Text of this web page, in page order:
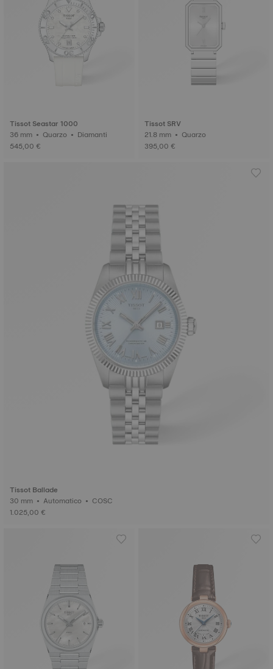
Tissot Seastar 1000
36 mm • Quarzo • Diamanti
545,00 €
Tissot SRV
21.8 mm • Quarzo
395,00 €
Tissot Ballade
30 mm • Automatico • COSC
1.025,00 €